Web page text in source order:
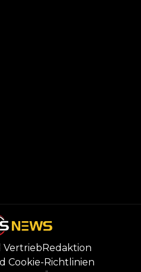
Vertrieb Redaktion
Cookie-Richtlinien